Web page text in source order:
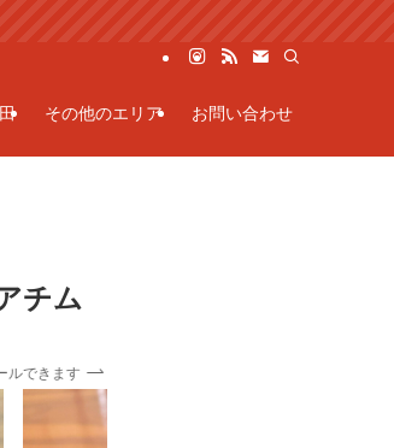
その他のエリア お問い合わせ
チム
ルできます